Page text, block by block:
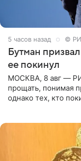
5 часов назад ©
Бутман
ее покинул
МОСКВА, 8 авг —
прощать, понимая
однако тех, кто